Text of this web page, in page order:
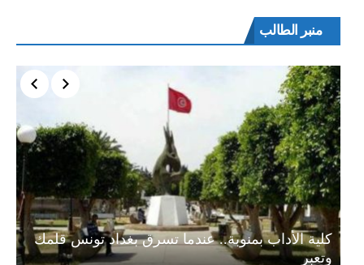
منبر الطالب
كلية الأداب بمنوبة.. عندما تسرق بغداد تونس قلمك
وتعبر